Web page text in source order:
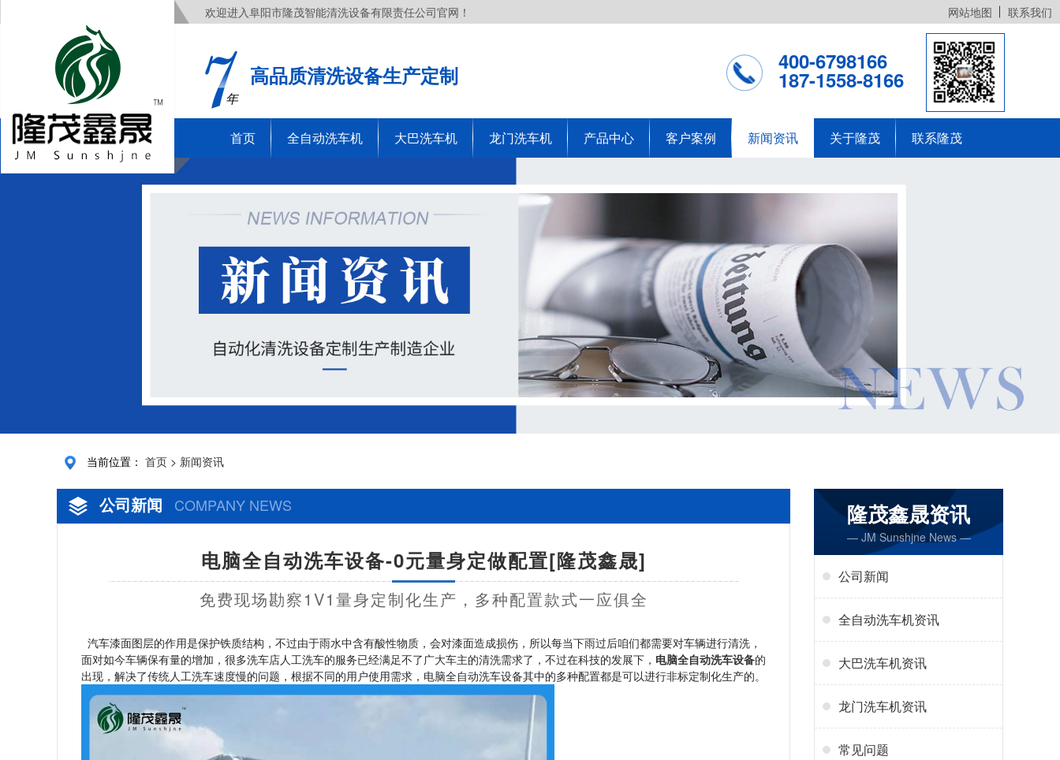
欢迎进入阜阳市隆茂智能清洗设备有限责任公司官网！ 网站地图 联系我们
年
高品质清洗设备生产定制
400-6798166
187-1558-8166
首页 全自动洗车机 大巴洗车机 龙门洗车机 产品中心 客户案例 新闻资讯 关于隆茂 联系隆茂
当前位置： 首页 > 新闻资讯
公司新闻 COMPANY NEWS
电脑全自动洗车设备-0元量身定做配置[隆茂鑫晟]
免费现场勘察1V1量身定制化生产，多种配置款式一应俱全
汽车漆面图层的作用是保护铁质结构，不过由于雨水中含有酸性物质，会对漆面造成损伤，所以每当下雨过后咱们都需要对车辆进行清洗，
面对如今车辆保有量的增加，很多洗车店人工洗车的服务已经满足不了广大车主的清洗需求了，不过在科技的发展下， 电脑全自动洗车设备的
出现，解决了传统人工洗车速度慢的问题，根据不同的用户使用需求，电脑全自动洗车设备其中的多种配置都是可以进行非标定制化生产的。
隆茂鑫晟资讯
— JM Sunshjne News —
公司新闻
全自动洗车机资讯
大巴洗车机资讯
龙门洗车机资讯
常见问题